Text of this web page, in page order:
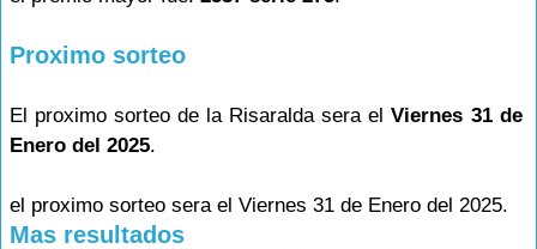
Proximo sorteo
El proximo sorteo de la Risaralda sera elViernes 31 de
Enero del 2025.
el proximo sorteo sera el Viernes 31 de Enero del 2025.
Mas resultados